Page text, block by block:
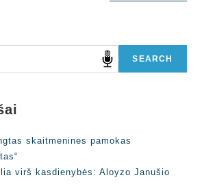
SEARCH
skaitmenines pamokas
virš kasdienybės: Aloyzo Janušio